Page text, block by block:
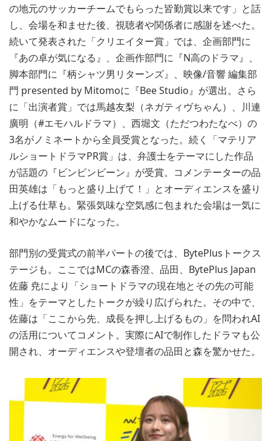
の地元のサッカーチームでもらった皆勤賞以来です」と話
し、会場を和ませた後、視聴者や関係者に感謝を述べた。
続いて発表された「クリエイター賞」では、企画部門に
『あの卓が気になる』、企画作部門に『N高のドラマ』、
脚本部門に『柄シャツ男リターンズ』、映像/音響 編集部
門 presented by Mitomoに『Bee Studio』が選出。さら
に「出演者賞」では馬越友梨（ネガティヴちゃん）、川連
廣明（#エモハルドラマ）、西堀文（ただつわたなべ）の
3名がノミネートから全員受賞となった。続く「マテリア
ルショートドラマPR賞」は、弁護士をテーマにした作品
が話題の『ビンビンビーン』が受賞。コメンテーターの品
田英雄は「もっと盛り上げて！」とオーディエンスを盛り
上げる仕草も。緊張気味な空気感に包まれた会場は一気に
和やかなムードになった。
部門別の受賞式の前半パートの後では、BytePlusトークス
テージも。ここではMCの森香澄、品田、BytePlus Japan
佐藤 尭により「ショートドラマの現在地とその先の可能
性」をテーマとしたトークが繰り広げられた。その中で、
佐藤は「ここから先、成長を押し上げるもの」を問われAI
の活用についてコメント。実際にAIで制作したドラマも公
開され、オーディエンスや登壇者の品田と森を驚かせた。